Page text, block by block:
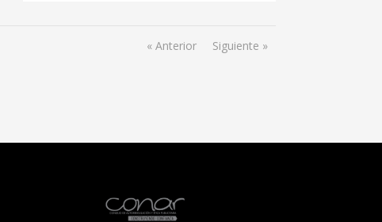
« Anterior Siguiente »